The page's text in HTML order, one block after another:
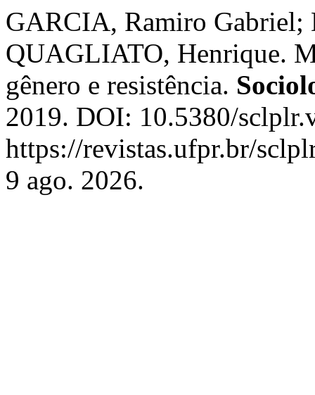
GARCIA, Ramiro
QUAGLIATO, Henrique.
gênero e resistência.
2019. DOI: 10.5380/
https://revistas.ufpr.br/
9 ago. 2026.